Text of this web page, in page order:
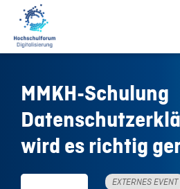
MMKH-Schulung
wird es richtig
EXTERNES EVENT